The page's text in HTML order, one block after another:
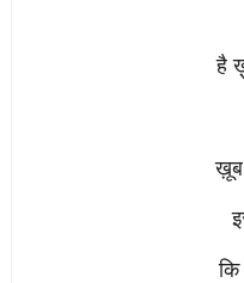
है
ख़ूब
कि